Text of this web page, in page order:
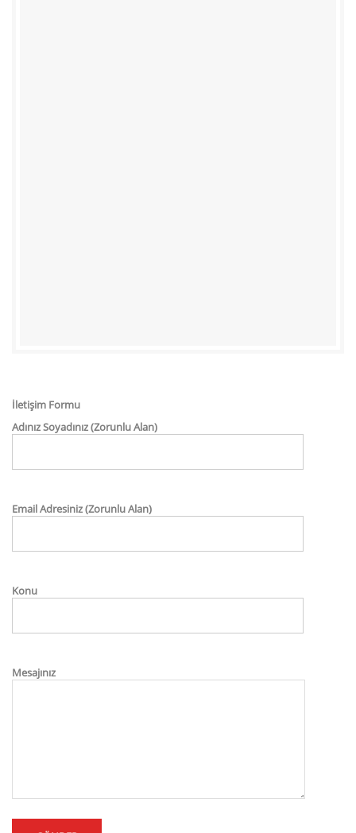
İletişim Formu
Adınız Soyadınız (Zorunlu Alan)
Email Adresiniz (Zorunlu Alan)
Konu
Mesajınız